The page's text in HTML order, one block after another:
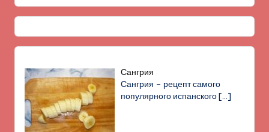
Сангрия
Сангрия – рецепт самого
популярного испанского[…]